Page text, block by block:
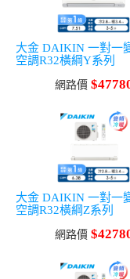
大金 DAIKIN 一對一
空調R32橫綱Y系列
網路價
大金 DAIKIN 一對一
空調R32橫綱Z系列
網路價